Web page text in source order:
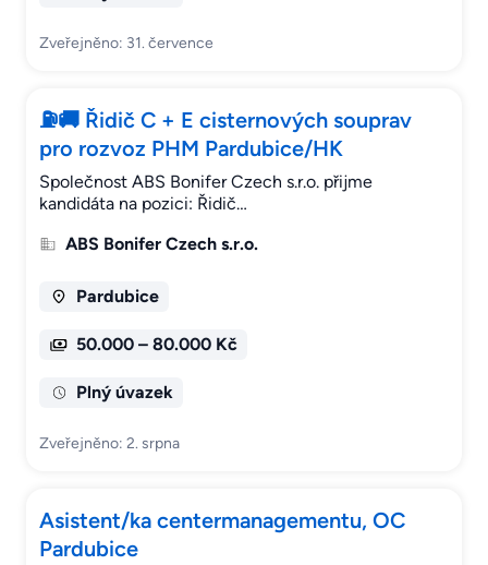
Zveřejněno: 31. července
⛽🚚 Řidič C + E cisternových souprav
pro rozvoz PHM Pardubice/HK
Společnost ABS Bonifer Czech s.r.o. přijme
kandidáta na pozici: Řidič…
ABS Bonifer Czech s.r.o.
Pardubice
50.000 – 80.000 Kč
Plný úvazek
Zveřejněno: 2. srpna
Asistent/ka centermanagementu, OC
Pardubice